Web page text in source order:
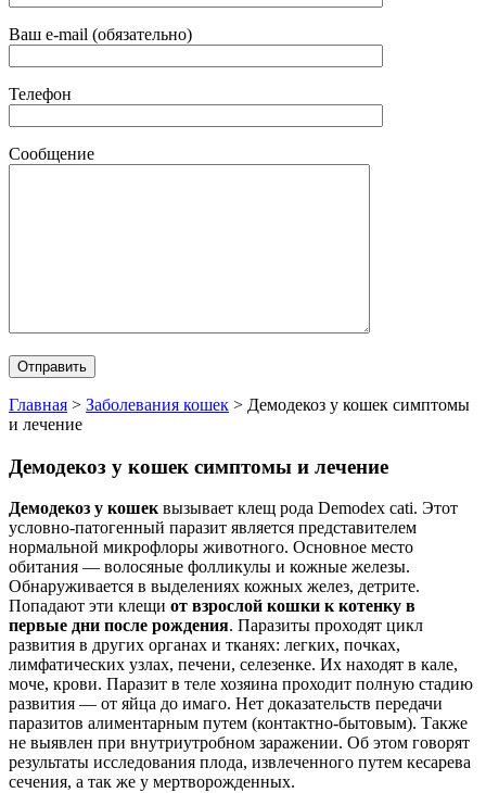
Ваш e-mail (обязательно)
Телефон
Сообщение
Главная > Заболевания кошек > Демодекоз у кошек симптомы
и лечение
Демодекоз у кошек симптомы и лечение
Демодекоз у кошеквызывает клещ рода Demodex cati. Этот
условно-патогенный паразит является представителем
нормальной микрофлоры животного. Основное место
обитания — волосяные фолликулы и кожные железы.
Обнаруживается в выделениях кожных желез, детрите.
Попадают эти клещи от взрослой кошки к котенку в
первые дни после рождения. Паразиты проходят цикл
развития в других органах и тканях: легких, почках,
лимфатических узлах, печени, селезенке. Их находят в кале,
моче, крови. Паразит в теле хозяина проходит полную стадию
развития — от яйца до имаго. Нет доказательств передачи
паразитов алиментарным путем (контактно-бытовым). Также
не выявлен при внутриутробном заражении. Об этом говорят
результаты исследования плода, извлеченного путем кесарева
сечения, а так же у мертворожденных.